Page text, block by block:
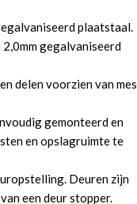
plaatstaal.
gegalvaniseerd
delen voorzien van mes
gemonteerd en
en opslagruimte te
Deuren zijn
een deur stopper.